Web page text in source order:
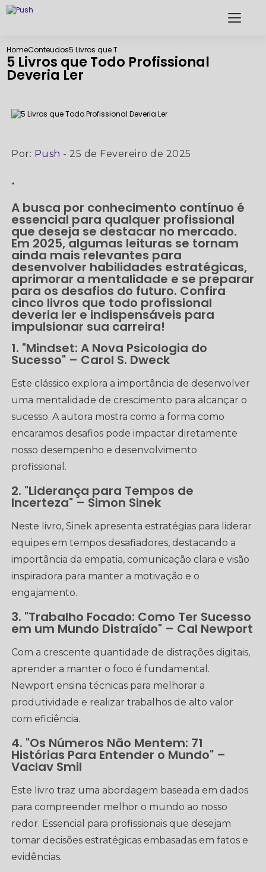
HomeConteudos5 Livros que Todo Profissional Deveria Ler
5 Livros que Todo Profissional
Deveria Ler
Por: Push - 25 de Fevereiro de 2025
"
A busca por conhecimento contínuo é
essencial para qualquer profissional
que deseja se destacar no mercado.
Em 2025, algumas leituras se tornam
ainda mais relevantes para
desenvolver habilidades estratégicas,
aprimorar a mentalidade e se preparar
para os desafios do futuro. Confira
cinco livros que todo profissional
deveria ler e indispensáveis para
impulsionar sua carreira!
1. "Mindset: A Nova Psicologia do
Sucesso" – Carol S. Dweck
Este clássico explora a importância de desenvolver
uma mentalidade de crescimento para alcançar o
sucesso. A autora mostra como a forma como
encaramos desafios pode impactar diretamente
nosso desempenho e desenvolvimento
profissional.
2. "Liderança para Tempos de
Incerteza" – Simon Sinek
Neste livro, Sinek apresenta estratégias para liderar
equipes em tempos desafiadores, destacando a
importância da empatia, comunicação clara e visão
inspiradora para manter a motivação e o
engajamento.
3. "Trabalho Focado: Como Ter Sucesso
em um Mundo Distraído" – Cal Newport
Com a crescente quantidade de distrações digitais,
aprender a manter o foco é fundamental.
Newport ensina técnicas para melhorar a
produtividade e realizar trabalhos de alto valor
com eficiência.
4. "Os Números Não Mentem: 71
Histórias Para Entender o Mundo" –
Vaclav Smil
Este livro traz uma abordagem baseada em dados
para compreender melhor o mundo ao nosso
redor. Essencial para profissionais que desejam
tomar decisões estratégicas embasadas em fatos e
evidências.